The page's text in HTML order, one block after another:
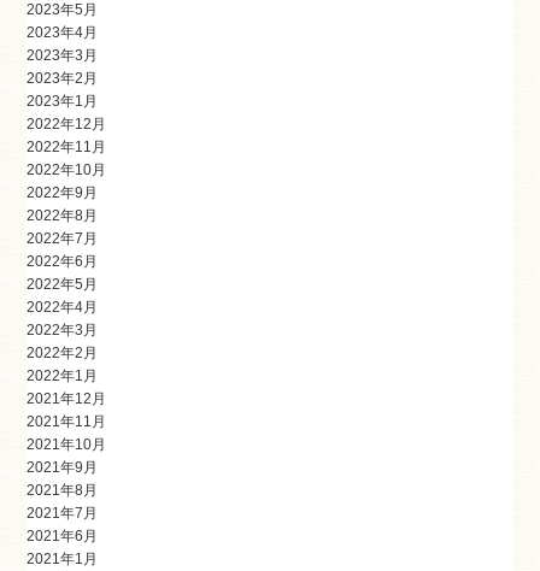
2023年5月
2023年4月
2023年3月
2023年2月
2023年1月
2022年12月
2022年11月
2022年10月
2022年9月
2022年8月
2022年7月
2022年6月
2022年5月
2022年4月
2022年3月
2022年2月
2022年1月
2021年12月
2021年11月
2021年10月
2021年9月
2021年8月
2021年7月
2021年6月
2021年1月